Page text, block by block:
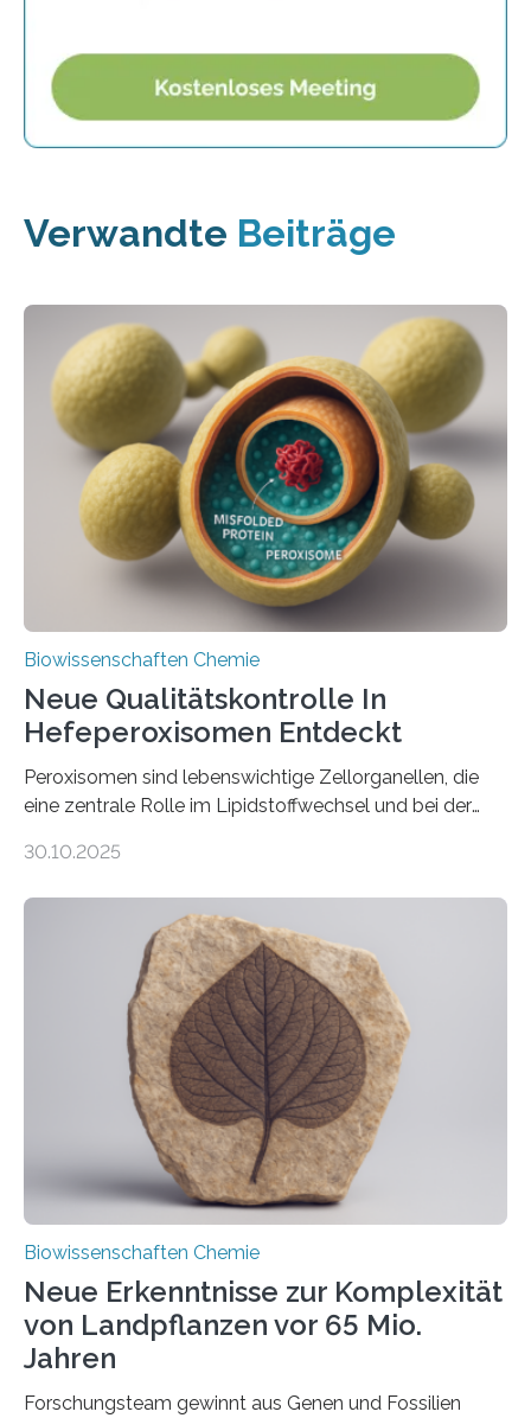
Verwandte Beiträge
Biowissenschaften Chemie
Neue Qualitätskontrolle In
Hefeperoxisomen Entdeckt
Peroxisomen sind lebenswichtige Zellorganellen, die
eine zentrale Rolle im Lipidstoffwechsel und bei der
erfüllen können, müssen zahlreiche Enzyme präzise in
der Ruhr-Universität Bochum um Prof. Dr. Ralf Erdmann
und Dr. Ismaila Francis Yusuf hat nun einen bislang
unbekannten Qualitätskontrollmechanismus des
peroxisomalen Proteintransports in der Bäckerhefe
Saccharomyces cerevisiae entdeckt, der für die
Funktionsfähigkeit der Organellen entscheidend ist. Die
Studie wurde am 28. Oktober 2025 in der
Fachzeitschrift…
30.10.2025
Biowissenschaften Chemie
Neue Erkenntnisse zur Komplexität
von Landpflanzen vor 65 Mio.
Jahren
Forschungsteam gewinnt aus Genen und Fossilien